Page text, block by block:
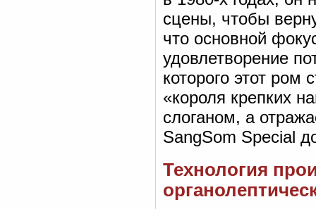
сцены, чтобы
что основной
удовлетворение
которого этот ром
«короля крепких
слоганом, а
SangSom Special
Технология